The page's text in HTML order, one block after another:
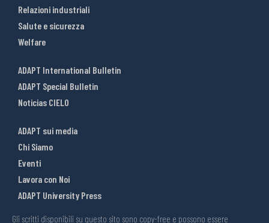
Relazioni industriali
Salute e sicurezza
Welfare
ADAPT International Bulletin
ADAPT Special Bulletin
Noticias CIELO
ADAPT sui media
Chi Siamo
Eventi
Lavora con Noi
ADAPT University Press
Gli scritti disponibili su questo sito sono copy-free e possono essere